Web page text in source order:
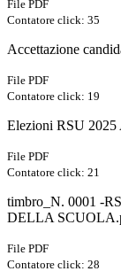
File PDF
Contatore click: 35
Accettazione
File PDF
Contatore click: 19
Elezioni RSU 2025
File PDF
Contatore click: 21
timbro_N. 0001 -
DELLA
File PDF
Contatore click: 28